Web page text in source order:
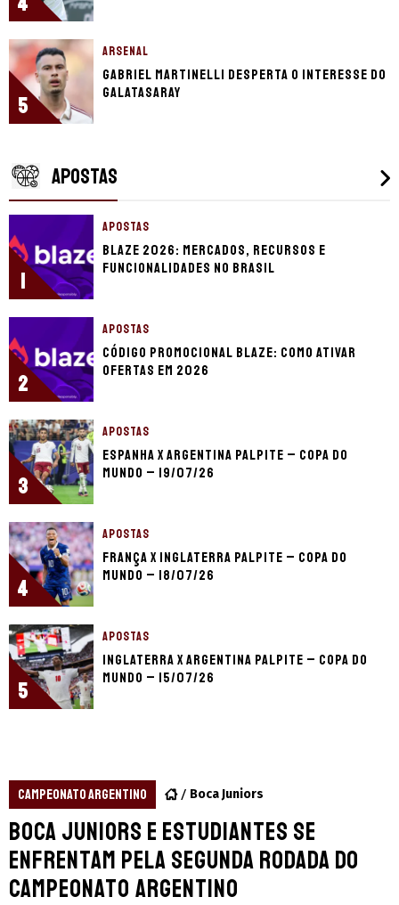
5
ARSENAL
Gabriel Martinelli desperta o interesse do
Galatasaray
APOSTAS
1
APOSTAS
Blaze 2026: mercados, recursos e
funcionalidades no Brasil
2
APOSTAS
Código promocional Blaze: como ativar
ofertas em 2026
3
APOSTAS
Espanha x Argentina palpite – Copa do
Mundo – 19/07/26
4
APOSTAS
França x Inglaterra palpite – Copa do
Mundo – 18/07/26
5
APOSTAS
Inglaterra x Argentina palpite – Copa do
Mundo – 15/07/26
CAMPEONATO ARGENTINO Boca Juniors
Boca Juniors e Estudiantes se
enfrentam pela segunda rodada do
Campeonato Argentino